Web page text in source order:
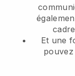
Et une
pouvez